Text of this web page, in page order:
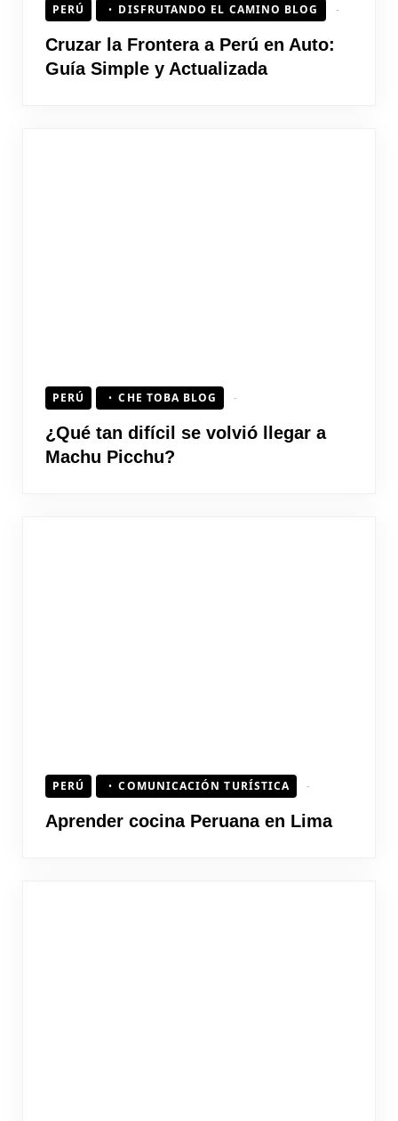
PERÚ DISFRUTANDO EL CAMINO BLOG
Cruzar la Frontera a Perú en Auto:
Guía Simple y Actualizada
PERÚ CHE TOBA BLOG
¿Qué tan difícil se volvió llegar a
Machu Picchu?
PERÚ COMUNICACIÓN TURÍSTICA
Aprender cocina Peruana en Lima